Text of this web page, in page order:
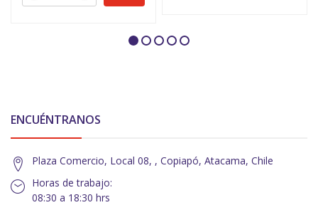
ENCUÉNTRANOS
Plaza Comercio, Local 08, , Copiapó, Atacama, Chile
Horas de trabajo:
08:30 a 18:30 hrs